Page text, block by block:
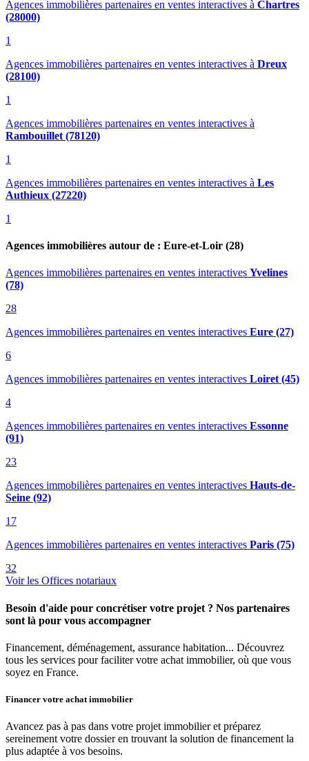
Agences immobilières partenaires en ventes interactives à Chartres
(28000)
1
Agences immobilières partenaires en ventes interactives à Dreux
(28100)
1
Agences immobilières partenaires en ventes interactives à
Rambouillet (78120)
1
Agences immobilières partenaires en ventes interactives à Les
Authieux (27220)
1
Agences immobilières autour de : Eure-et-Loir (28)
Agences immobilières partenaires en ventes interactives Yvelines
(78)
28
Agences immobilières partenaires en ventes interactives Eure (27)
6
Agences immobilières partenaires en ventes interactives Loiret (45)
4
Agences immobilières partenaires en ventes interactives Essonne
(91)
23
Agences immobilières partenaires en ventes interactives Hauts-de-
Seine (92)
17
Agences immobilières partenaires en ventes interactives Paris (75)
32
Voir les Offices notariaux
Besoin d'aide pour concrétiser votre projet ? Nos partenaires
sont là pour vous accompagner
Financement, déménagement, assurance habitation... Découvrez
tous les services pour faciliter votre achat immobilier, où que vous
soyez en France.
Financer votre achat immobilier
Avancez pas à pas dans votre projet immobilier et préparez
sereinement votre dossier en trouvant la solution de financement la
plus adaptée à vos besoins.